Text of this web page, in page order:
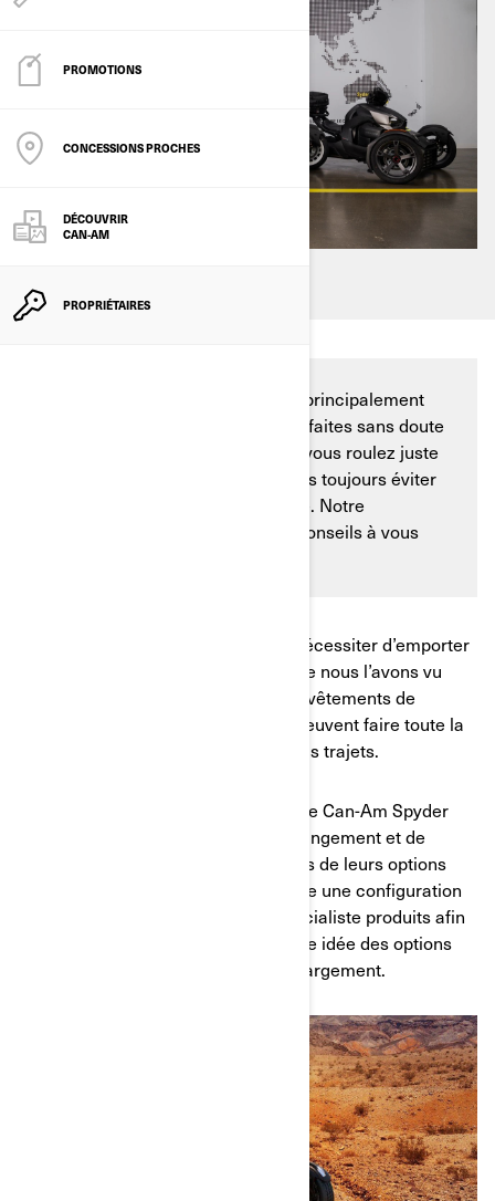
PROMOTIONS
CONCESSIONS PROCHES
DÉCOUVRIR
CAN-AM
PROPRIÉTAIRES
Que vous utilisiez votre Can-Am principalement
pour les loisirs ou le travail, vous faites sans doute
parfois des courses. Et même si vous roulez juste
pour le plaisir, vous ne pouvez pas toujours éviter
d’être plus chargé que d’habitude. Notre
spécialiste produits a quelques conseils à vous
Rouler seul ou en compagnie peut nécessiter d’emporter
des choses en plus. En outre, comme nous l’avons vu
dans un autre article de blog sur les vêtements de
conduite, les vêtements repliables peuvent faire toute la
différence, en particulier sur les longs trajets.
Heureusement, le Can-Am Ryker et le Can-Am Spyder
bénéficient tous deux d’options de rangement et de
chargement supplémentaires en plus de leurs options
standard. Nous avons passé en revue une configuration
idéale pour un Ryker avec notre spécialiste produits afin
que vous puissiez avoir une meilleure idée des options
dont vous disposez en termes de chargement.